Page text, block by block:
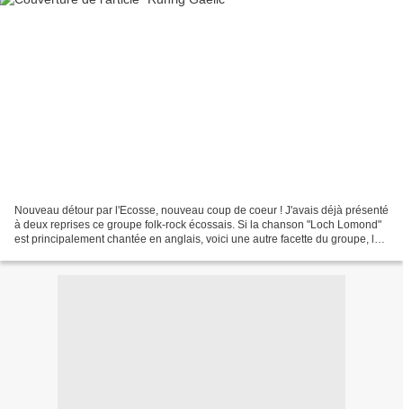
Nouveau détour par l'Ecosse, nouveau coup de coeur ! J'avais déjà présenté
à deux reprises ce groupe folk-rock écossais. Si la chanson "Loch Lomond"
est principalement chantée en anglais, voici une autre facette du groupe, les